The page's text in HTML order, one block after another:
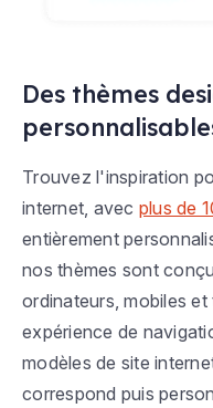
Des thèmes
Trouvez l'inspiration
internet, avec plus de
entièrement
nos thèmes sont
ordinateurs, mobiles
expérience de
modèles de site
correspond puis